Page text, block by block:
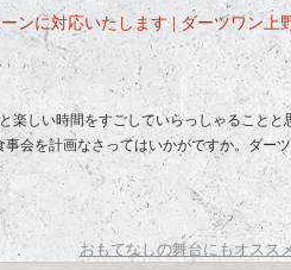
ンに対応いたします | ダーツワン上
楽しい時間をすごしていらっしゃること
会を計画なさってはいかがですか。ダー
おもてなしの舞台にもオスス